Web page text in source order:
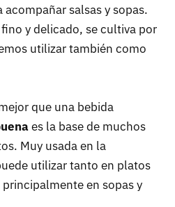
salsas y sopas.
y delicado, se cultiva por
utilizar también como
que una bebida
es la base de muchos
Muy usada en la
utilizar tanto en platos
en sopas y